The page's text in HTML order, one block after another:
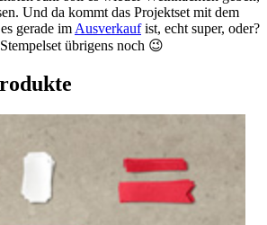
Und da kommt das Projektset mit dem
gerade im Ausverkaufist, echt super, oder?
übrigens noch 😉